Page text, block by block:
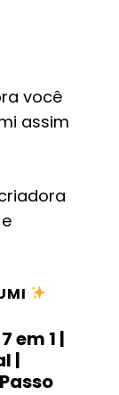
você
assim
em 1 |
|